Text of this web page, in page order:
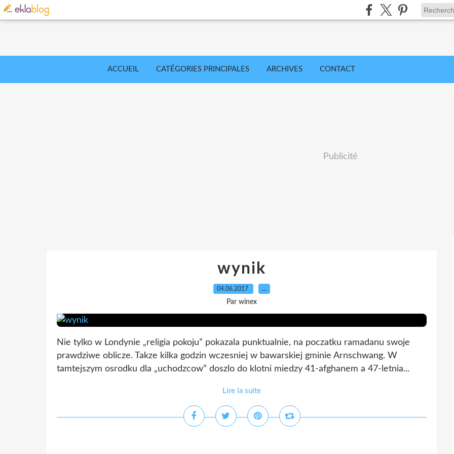
ACCUEIL CATÉGORIES PRINCIPALES ARCHIVES CONTACT
Publicité
wynik
04.06.2017 …
Par winex
Nie tylko w Londynie „religia pokoju” pokazala punktualnie, na poczatku ramadanu swoje
prawdziwe oblicze. Takze kilka godzin wczesniej w bawarskiej gminie Arnschwang. W
tamtejszym osrodku dla „uchodzcow” doszlo do klotni miedzy 41-afghanem a 47-letnia...
Lire la suite